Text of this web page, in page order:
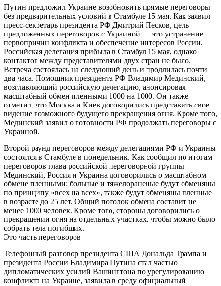
Путин предложил Украине возобновить прямые переговоры
без предварительных условий в Стамбуле 15 мая. Как заявил
пресс-секретарь президента РФ Дмитрий Песков, цель
предложенных переговоров с Украиной — это устранение
первопричин конфликта и обеспечение интересов России.
Российская делегация прибыла в Стамбул 15 мая, однако
контактов между представителями двух стран не было.
Встреча состоялась на следующий день и продлилась почти
два часа. Помощник президента РФ Владимир Мединский,
возглавляющий российскую делегацию, анонсировал
масштабный обмен пленными 1000 на 1000. Он также
отметил, что Москва и Киев договорились представить свое
видение возможного будущего прекращения огня. Кроме того,
Мединский заявил о готовности РФ продолжать переговоры с
Украиной.
Второй раунд переговоров между делегациями РФ и Украины
состоялся в Стамбуле в понедельник. Как сообщил по итогам
переговоров глава российской переговорной группы
Мединский, Россия и Украина договорились о масштабном
обмене пленными: больные и тяжелораненые будут обменяны
по принципу «всех на всех», также будут обменяны пленные
в возрасте до 25 лет. Общий потолок обмена составит не
менее 1000 человек. Кроме того, стороны договорились о
прекращении огня на отдельных участках, чтобы можно было
собрать тела погибших.
Это часть переговоров
Телефонный разговор президента США Дональда Трампа и
президента России Владимира Путина стал частью
дипломатических усилий Вашингтона по урегулированию
конфликта на Украине, заявила в среду официальный